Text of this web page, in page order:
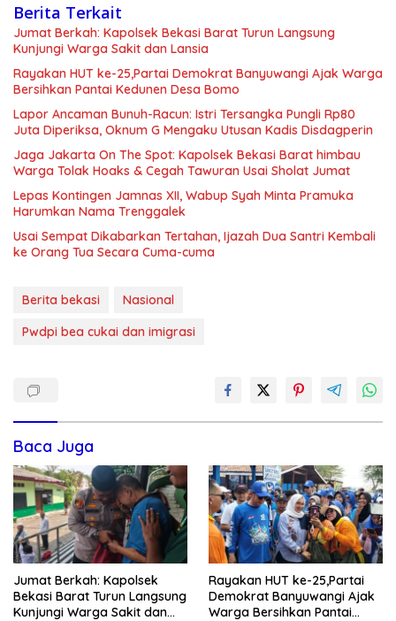
Berita Terkait
Jumat Berkah: Kapolsek Bekasi Barat Turun Langsung
Kunjungi Warga Sakit dan Lansia
Rayakan HUT ke-25,Partai Demokrat Banyuwangi Ajak Warga
Bersihkan Pantai Kedunen Desa Bomo
Lapor Ancaman Bunuh-Racun: Istri Tersangka Pungli Rp80
Juta Diperiksa, Oknum G Mengaku Utusan Kadis Disdagperin
Jaga Jakarta On The Spot: Kapolsek Bekasi Barat himbau
Warga Tolak Hoaks & Cegah Tawuran Usai Sholat Jumat
Lepas Kontingen Jamnas XII, Wabup Syah Minta Pramuka
Harumkan Nama Trenggalek
Usai Sempat Dikabarkan Tertahan, Ijazah Dua Santri Kembali
ke Orang Tua Secara Cuma-cuma
Berita bekasi
Nasional
Pwdpi bea cukai dan imigrasi
Baca Juga
Jumat Berkah: Kapolsek
Bekasi Barat Turun Langsung
Kunjungi Warga Sakit dan
Rayakan HUT ke-25,Partai
Demokrat Banyuwangi Ajak
Warga Bersihkan Pantai